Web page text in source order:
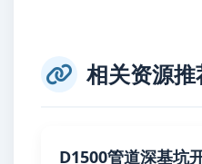
相关资源推
D1500管道深基坑